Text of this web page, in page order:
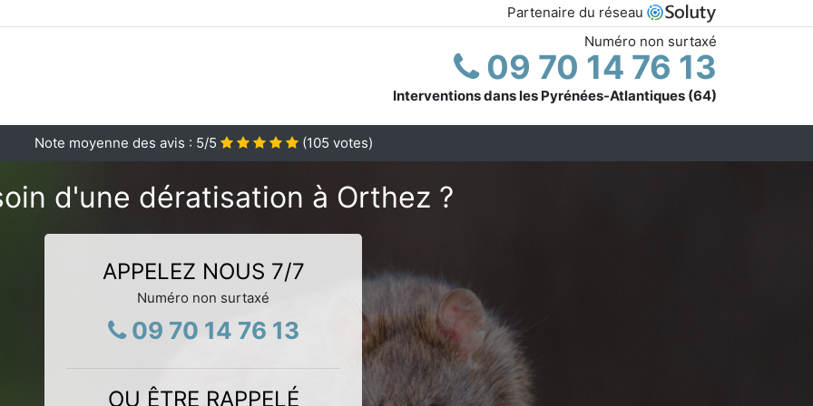
Partenaire du réseau
Numéro non surtaxé
09 70 14 76 13
Interventions dans les Pyrénées-Atlantiques (64)
Note moyenne des avis : 5/5 (105 votes)
d'une dératisation à Orthez ?
APPELEZ NOUS 7/7
Numéro non surtaxé
09 70 14 76 13
OU ÊTRE RAPPELÉ